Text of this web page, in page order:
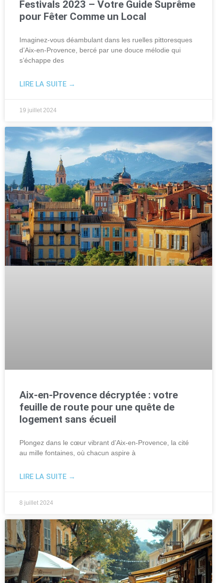
Festivals 2023 – Votre Guide Suprême
pour Fêter Comme un Local
Imaginez-vous déambulant dans les ruelles pittoresques
d’Aix-en-Provence, bercé par une douce mélodie qui
s’échappe des
LIRE LA SUITE →
19 juillet 2024
Aix-en-Provence décryptée : votre
feuille de route pour une quête de
logement sans écueil
Plongez dans le cœur vibrant d’Aix-en-Provence, la cité
au mille fontaines, où chacun aspire à
LIRE LA SUITE →
8 juillet 2024